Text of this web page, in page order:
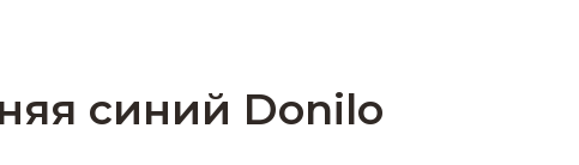
синий Donilo